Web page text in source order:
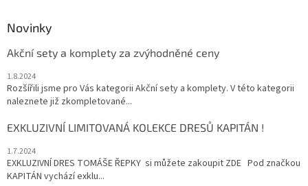
Novinky
Akční sety a komplety za zvýhodněné ceny
1.8.2024
Rozšířili jsme pro Vás kategorii Akční sety a komplety. V této kategorii
naleznete již zkompletované...
EXKLUZIVNÍ LIMITOVANÁ KOLEKCE DRESŮ KAPITÁN !
1.7.2024
EXKLUZIVNÍ DRES TOMÁŠE ŘEPKY si můžete zakoupit ZDE Pod značkou
KAPITÁN vychází exklu...